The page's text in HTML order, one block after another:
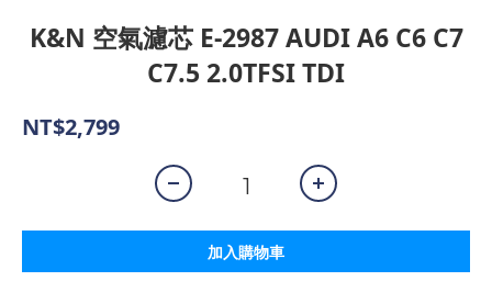
K&N 空氣濾芯 E-2987 AUDI A6 C6 C7
C7.5 2.0TFSI TDI
NT$2,799
加入購物車